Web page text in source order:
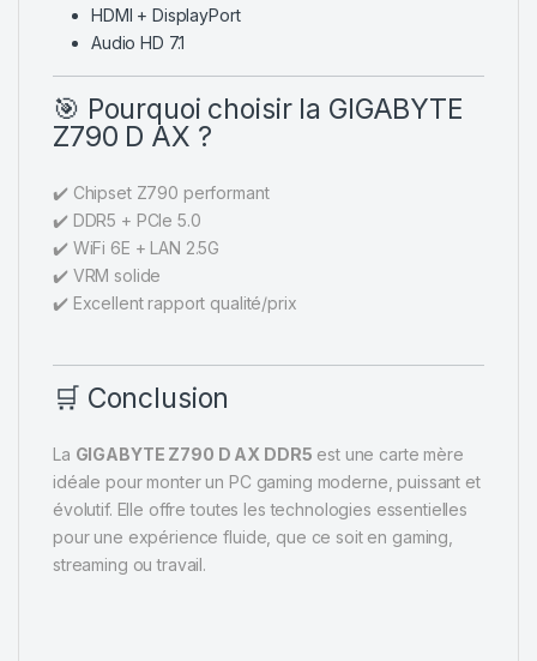
HDMI + DisplayPort
Audio HD 7.1
🎯 Pourquoi choisir la GIGABYTE
Z790 D AX ?
✔️ Chipset Z790 performant
✔️ DDR5 + PCIe 5.0
✔️ WiFi 6E + LAN 2.5G
✔️ VRM solide
✔️ Excellent rapport qualité/prix
🛒 Conclusion
La GIGABYTE Z790 D AX DDR5 est une carte mère
idéale pour monter un PC gaming moderne, puissant et
évolutif. Elle offre toutes les technologies essentielles
pour une expérience fluide, que ce soit en gaming,
streaming ou travail.